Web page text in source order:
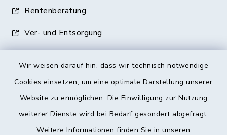
Wir weisen darauf hin, dass wir technisch notwendige
Cookies einsetzen, um eine optimale Darstellung unserer
Website zu ermöglichen. Die Einwilligung zur Nutzung
weiterer Dienste wird bei Bedarf gesondert abgefragt.
Weitere Informationen finden Sie in unseren
Rentenberatung
Ver- und Entsorgung